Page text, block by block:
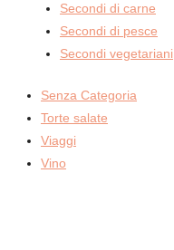
Secondi di carne
Secondi di pesce
Secondi vegetariani
Senza Categoria
Torte salate
Viaggi
Vino